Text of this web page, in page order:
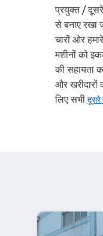
प्रयुक्त / दूसरे
से बनाए रखा
चारों ओर
मशीनों को
की सहायता
और
लिए सभी दूसरे